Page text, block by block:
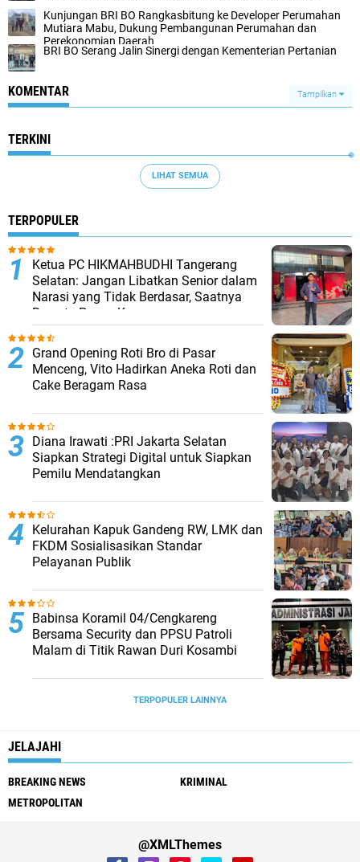
Kunjungan BRI BO Rangkasbitung ke Developer Perumahan
Mutiara Mabu, Dukung Pembangunan Perumahan dan
Perekonomian Daerah
BRI BO Serang Jalin Sinergi dengan Kementerian Pertanian
KOMENTAR Tampilkan
TERKINI
LIHAT SEMUA
TERPOPULER
Ketua PC HIKMAHBUDHI Tangerang
Selatan: Jangan Libatkan Senior dalam
Narasi yang Tidak Berdasar, Saatnya
Bersatu Pasca Kongres
Grand Opening Roti Bro di Pasar
Menceng, Vito Hadirkan Aneka Roti dan
Cake Beragam Rasa
Diana Irawati :PRI Jakarta Selatan
Siapkan Strategi Digital untuk Siapkan
Pemilu Mendatangkan
Kelurahan Kapuk Gandeng RW, LMK dan
FKDM Sosialisasikan Standar
Pelayanan Publik
Babinsa Koramil 04/Cengkareng
Bersama Security dan PPSU Patroli
Malam di Titik Rawan Duri Kosambi
TERPOPULER LAINNYA
JELAJAHI
BREAKING NEWS
KRIMINAL
METROPOLITAN
@XMLThemes